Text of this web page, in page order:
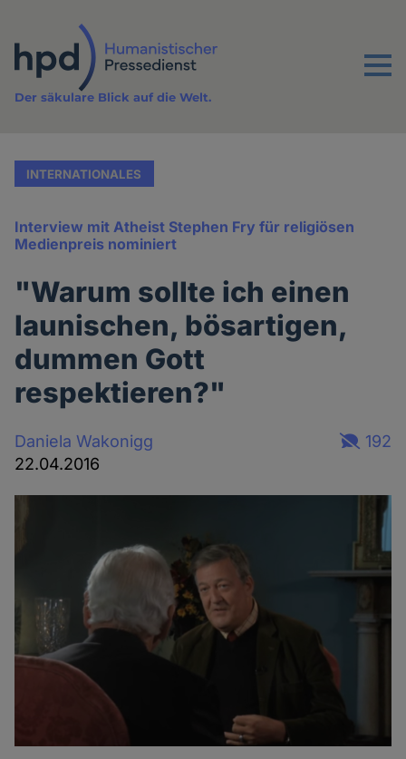
Inhalt
Menu
Der säkulare Blick auf die Welt.
INTERNATIONALES
Interview mit Atheist Stephen Fry für religiösen
Medienpreis nominiert
"Warum sollte ich einen
launischen, bösartigen,
dummen Gott
respektieren?"
Daniela Wakonigg
22.04.2016
192